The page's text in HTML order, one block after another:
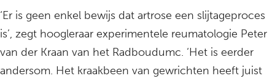
‘Er is geen enkel bewijs dat artrose een slijtageproces
is’, zegt hoogleraar experimentele reumatologie Peter
van der Kraan van het Radboudumc. ‘Het is eerder
andersom. Het kraakbeen van gewrichten heeft juist